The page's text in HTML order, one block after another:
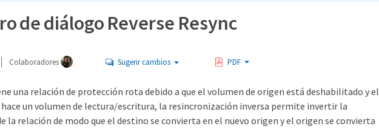
de diálogo Reverse Resync
Colaboradores Sugerir cambios PDF
una relación de protección rota debido a que el volumen de origen está deshabilitado y el
un volumen de lectura/escritura, la resincronización inversa permite invertir la
la relación de modo que el destino se convierta en el nuevo origen y el origen se convierta